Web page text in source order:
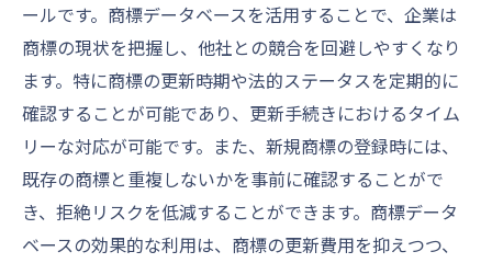
ールです。商標データベースを活用することで、企業は
商標の現状を把握し、他社との競合を回避しやすくなり
ます。特に商標の更新時期や法的ステータスを定期的に
確認することが可能であり、更新手続きにおけるタイム
リーな対応が可能です。また、新規商標の登録時には、
既存の商標と重複しないかを事前に確認することがで
き、拒絶リスクを低減することができます。商標データ
ベースの効果的な利用は、商標の更新費用を抑えつつ、